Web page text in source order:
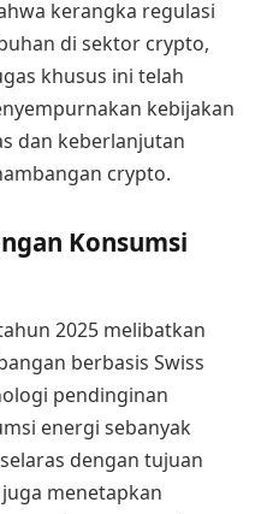
kerangka regulasi
di sektor crypto,
khusus ini telah
kebijakan
dan keberlanjutan
crypto.
Konsumsi
2025 melibatkan
berbasis Swiss
pendinginan
energi sebanyak
dengan tujuan
menetapkan